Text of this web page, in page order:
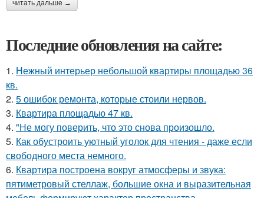
читать дальше →
Последние обновления на сайте:
1. Нежный интерьер небольшой квартиры площадью 36
кв.
2. 5 ошибок ремонта, которые стоили нервов.
3. Квартира площадью 47 кв.
4. "Не могу поверить, что это снова произошло.
5. Как обустроить уютный уголок для чтения - даже если
свободного места немного.
6. Квартира построена вокруг атмосферы и звука:
пятиметровый стеллаж, большие окна и выразительная